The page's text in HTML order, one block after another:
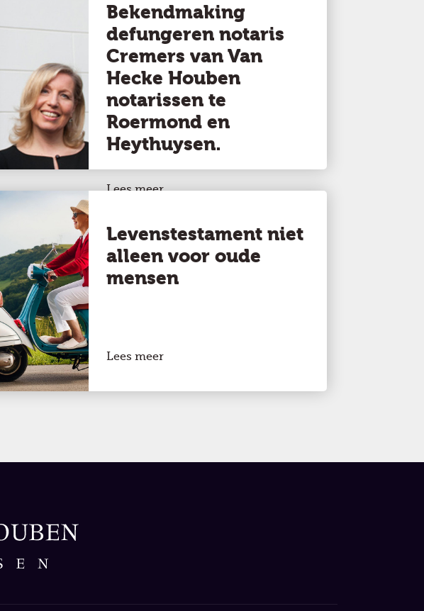
Bekendmaking
defungeren notaris
Cremers van Van
Hecke Houben
notarissen te
Roermond en
Heythuysen.
Lees meer
Levenstestament niet
alleen voor oude
mensen
Lees meer